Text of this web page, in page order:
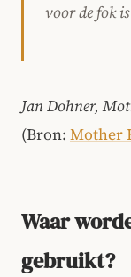
voor de fok
Jan Dohner,
(Bron: Mother
Waar
gebruikt?